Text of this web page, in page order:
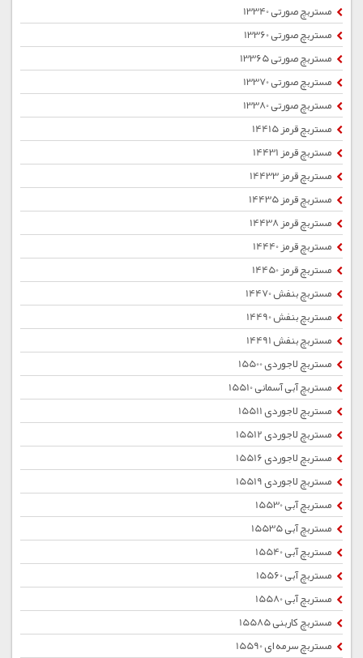
مستربچ صورتی 13340
مستربچ صورتی 13360
مستربچ صورتی 13365
مستربچ صورتی 13370
مستربچ صورتی 13380
مستربچ قرمز 14415
مستربچ قرمز 14431
مستربچ قرمز 14433
مستربچ قرمز 14435
مستربچ قرمز 14438
مستربچ قرمز 14440
مستربچ قرمز 14450
مستربچ بنفش 14470
مستربچ بنفش 14490
مستربچ بنفش 14491
مستربچ لاجوردی 15500
مستربچ آبی آسمانی 15510
مستربچ لاجوردی 15511
مستربچ لاجوردی 15512
مستربچ لاجوردی 15516
مستربچ لاجوردی 15519
مستربچ آبی 15530
مستربچ آبی 15535
مستربچ آبی 15540
مستربچ آبی 15560
مستربچ آبی 15580
مستربچ کاربنی 15585
مستربچ سرمه ای 15590